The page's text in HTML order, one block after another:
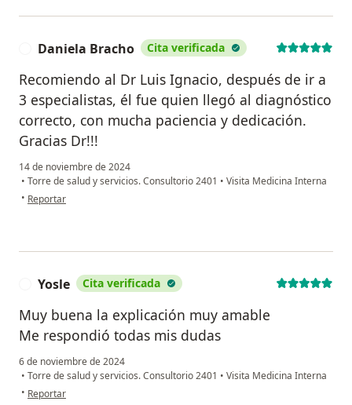
Daniela Bracho Cita verificada
Recomiendo al Dr Luis Ignacio, después de ir a
3 especialistas, él fue quien llegó al diagnóstico
correcto, con mucha paciencia y dedicación.
Gracias Dr!!!
14 de noviembre de 2024
• Torre de salud y servicios. Consultorio 2401 • Visita Medicina Interna
• en opinión del usuario Daniela Bracho
Reportar
Yosle Cita verificada
Muy buena la explicación muy amable
Me respondió todas mis dudas
6 de noviembre de 2024
• Torre de salud y servicios. Consultorio 2401 • Visita Medicina Interna
• en opinión del usuario Yosle
Reportar